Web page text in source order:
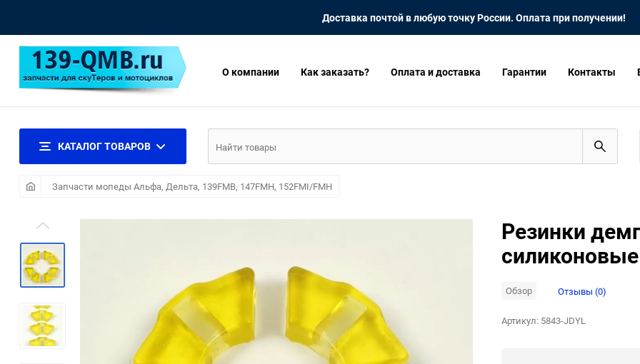
Доставка почтой в любую точку России. Оплата при получении!
О компании Как заказать? Оплата и доставка Гарантии Контакты
КАТАЛОГ ТОВАРОВ
Запчасти мопеды Альфа, Дельта, 139FMB, 147FMH, 152FMI/FMH
Резинки
Обзор Отзывы (0)
Артикул: 5843-JDYL